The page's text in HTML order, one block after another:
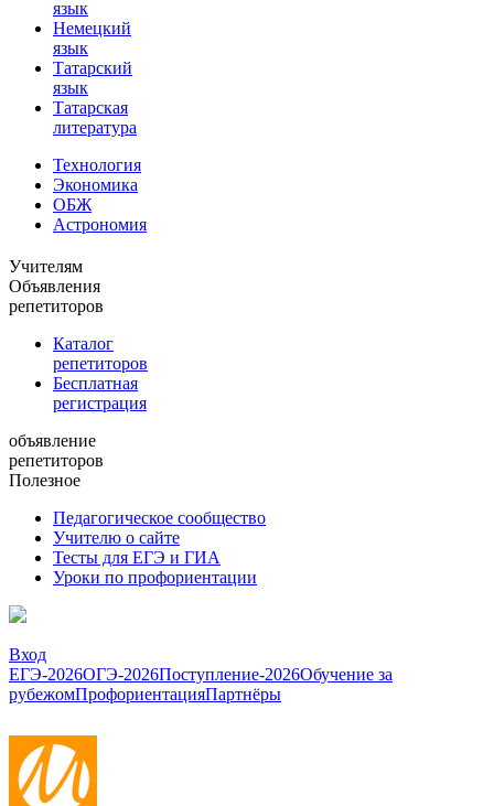
язык
Немецкий
язык
Татарский
язык
Татарская
литература
Технология
Экономика
ОБЖ
Астрономия
Учителям
Объявления
репетиторов
Каталог
репетиторов
Бесплатная
регистрация
объявление
репетиторов
Полезное
Педагогическое сообщество
Учителю о сайте
Тесты для ЕГЭ и ГИА
Уроки по профориентации
Вход
ЕГЭ-2026ОГЭ-2026Поступление-2026Обучение за
рубежомПрофориентацияПартнёры